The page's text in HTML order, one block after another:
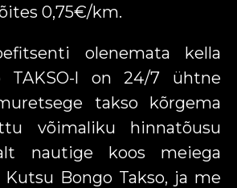
0,75€/km.
olenemata kella
TAKSO-l on 24/7 ühtne
takso kõrgema
võimaliku hinnatõusu
nautige koos meiega
Bongo Takso, ja me